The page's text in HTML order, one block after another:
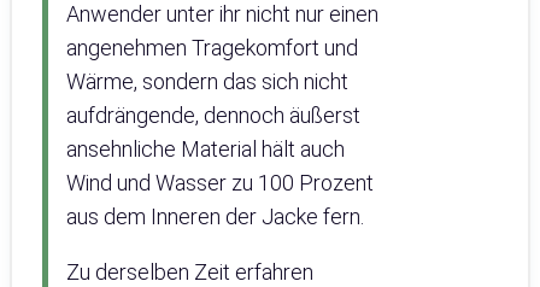
Anwender unter ihr nicht nur einen
angenehmen Tragekomfort und
Wärme, sondern das sich nicht
aufdrängende, dennoch äußerst
ansehnliche Material hält auch
Wind und Wasser zu 100 Prozent
aus dem Inneren der Jacke fern.
Zu derselben Zeit erfahren